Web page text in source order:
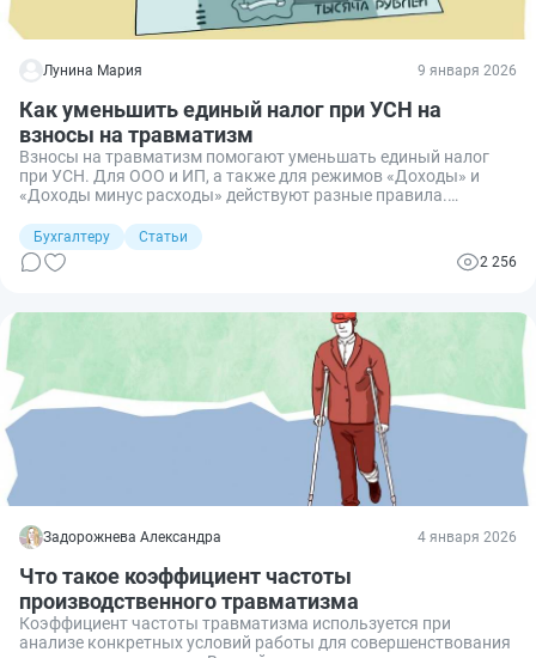
Лунина Мария 9 января 2026
Как уменьшить единый налог при УСН на
взносы на травматизм
Взносы на травматизм помогают уменьшать единый налог
при УСН. Для ООО и ИП, а также для режимов «Доходы» и
«Доходы минус расходы» действуют разные правила.
вычета и не переплатить налог.
Бухгалтеру
Статьи
2 256
Задорожнева Александра 4 января 2026
Что такое коэффициент частоты
производственного травматизма
Коэффициент частоты травматизма используется при
анализе конкретных условий работы для совершенствования